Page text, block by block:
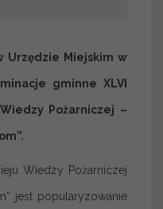
Urzędzie Miejskim w
gminne XLVI
Pożarniczej –
Wiedzy Pożarniczej
jest popularyzowanie